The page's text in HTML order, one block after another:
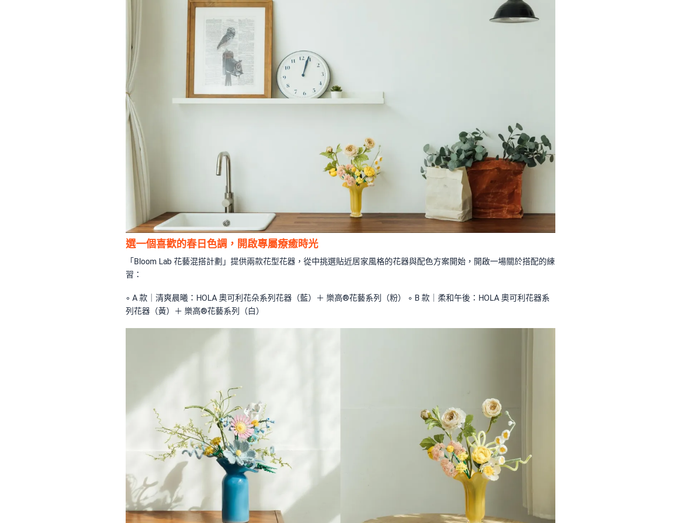
選一個喜歡的春日色調，開啟專屬療癒時光
「Bloom Lab 花藝混搭計劃」提供兩款花型花器，從中挑選貼近居家風格的花器與配色方案開始，開啟一場關於搭配的練
習：
◦ A 款｜清爽晨曦：HOLA 奧可利花朵系列花器（藍）＋ 樂高®花藝系列（粉） ◦ B 款｜柔和午後：HOLA 奧可利花器系
列花器（黃）＋ 樂高®花藝系列（白）